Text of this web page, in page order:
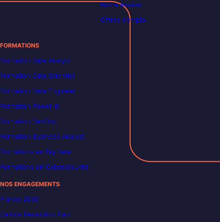
Notre équipe
Offres d’emploi
FORMATIONS
Formation Data Analyst
Formation Data Scientist
Formation Data Engineer
Formation Power BI
Formation DevOps
Formation Business Analyst
Formations en Big Data
Formations en Cybersécurité
NOS ENGAGEMENTS
France 2030
Carbon Reduction Plan